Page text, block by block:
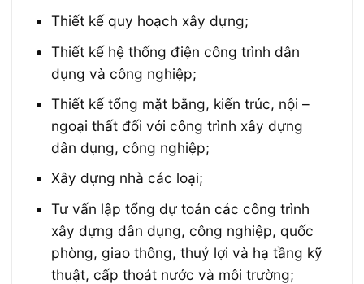
Thiết kế quy hoạch xây dựng;
Thiết kế hệ thống điện công trình dân
dụng và công nghiệp;
Thiết kế tổng mặt bằng, kiến trúc, nội –
ngoại thất đối với công trình xây dựng
dân dụng, công nghiệp;
Xây dựng nhà các loại;
Tư vấn lập tổng dự toán các công trình
xây dựng dân dụng, công nghiệp, quốc
phòng, giao thông, thuỷ lợi và hạ tầng kỹ
thuật, cấp thoát nước và môi trường;